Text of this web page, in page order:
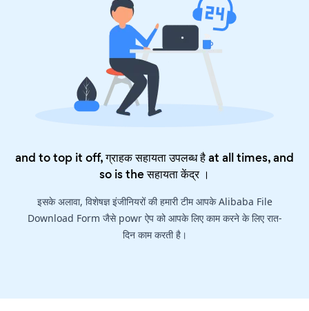
and to top it off, ग्राहक सहायता उपलब्ध है at all times, and
so is theसहायता केंद्र।
इसके अलावा, विशेषज्ञ इंजीनियरों की हमारी टीम आपके Alibaba File
Download Form जैसे powr ऐप को आपके लिए काम करने के लिए रात-
दिन काम करती है।